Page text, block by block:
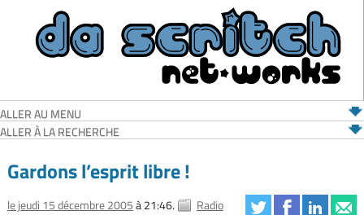
ALLER AU MENU
ALLER À LA RECHERCHE
Gardons l’esprit libre !
le jeudi 15 décembre 2005à 21:46.
Radio